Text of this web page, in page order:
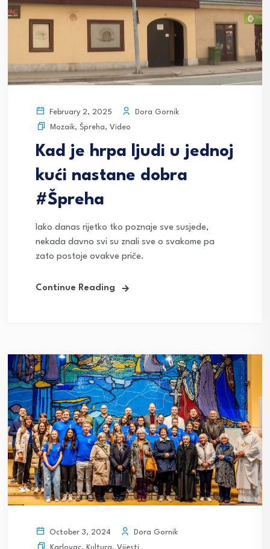
February 2, 2025
Dora Gornik
Mozaik, Špreha, Video
Kad je hrpa ljudi u jednoj
kući nastane dobra
#Špreha
Iako danas rijetko tko poznaje sve susjede,
nekada davno svi su znali sve o svakome pa
zato postoje ovakve priče.
Continue Reading
October 3, 2024
Dora Gornik